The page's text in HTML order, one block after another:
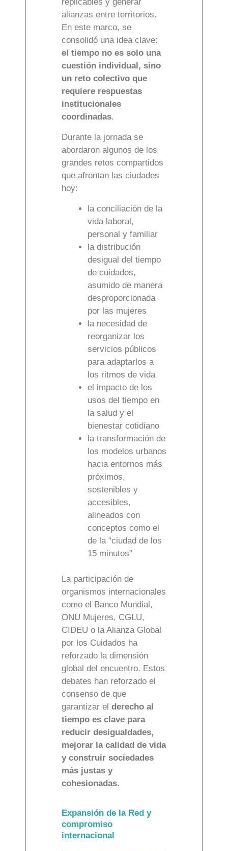
alianzas entre territorios.
En este marco, se
consolidó una idea clave:
el tiempo no es solo una
cuestión individual, sino
un reto colectivo que
requiere respuestas
institucionales
coordinadas.
Durante la jornada se
abordaron algunos de los
grandes retos compartidos
que afrontan las ciudades
hoy:
la conciliación de la
vida laboral,
personal y familiar
la distribución
desigual del tiempo
de cuidados,
asumido de manera
desproporcionada
por las mujeres
la necesidad de
reorganizar los
servicios públicos
para adaptarlos a
los ritmos de vida
el impacto de los
usos del tiempo en
la salud y el
bienestar cotidiano
la transformación de
los modelos urbanos
hacia entornos más
próximos,
sostenibles y
accesibles,
alineados con
conceptos como el
de la “ciudad de los
15 minutos”
La participación de
organismos internacionales
como el Banco Mundial,
ONU Mujeres, CGLU,
CIDEU o la Alianza Global
por los Cuidados ha
reforzado la dimensión
global del encuentro. Estos
debates han reforzado el
consenso de que
garantizar el derecho al
tiempo es clave para
reducir desigualdades,
mejorar la calidad de vida
y construir sociedades
más justas y
cohesionadas.
Expansión de la Red y
compromiso
internacional